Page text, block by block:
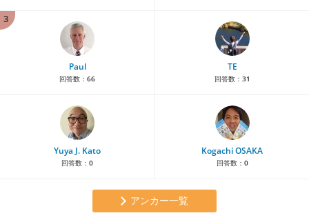
3
Paul
回答数： 66
TE
回答数： 31
Yuya J. Kato
回答数： 0
Kogachi OSAKA
回答数： 0
アンカー一覧